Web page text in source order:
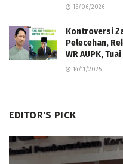
16/06/2026
Kontroversi
Pelecehan,
WR AUPK,
14/11/2025
EDITOR'S PICK